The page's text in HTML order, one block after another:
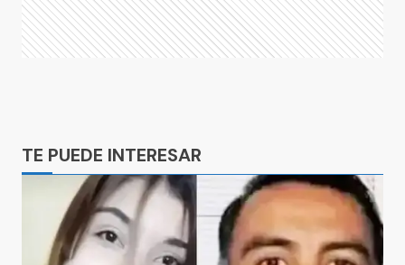
TE PUEDE INTERESAR